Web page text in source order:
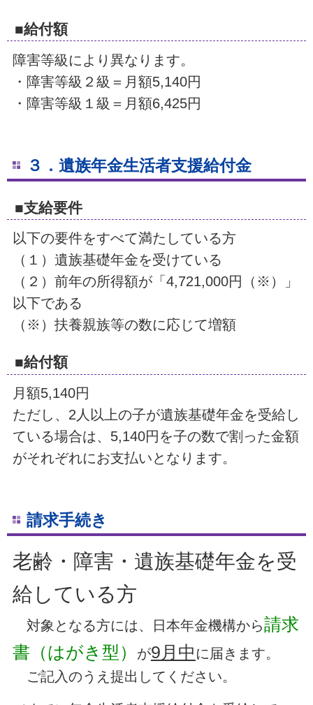
■給付額
障害等級により異なります。
・障害等級２級＝月額5,140円
・障害等級１級＝月額6,425円
３．遺族年金生活者支援給付金
■支給要件
以下の要件をすべて満たしている方
（１）遺族基礎年金を受けている
（２）前年の所得額が「4,721,000円（※）」
以下である
（※）扶養親族等の数に応じて増額
■給付額
月額5,140円
ただし、2人以上の子が遺族基礎年金を受給し
ている場合は、5,140円を子の数で割った金額
がそれぞれにお支払いとなります。
請求手続き
老齢・障害・遺族基礎年金を受
給している方
対象となる方には、日本年金機構から請求
書（はがき型）
が9月中 に届きます。
ご記入のうえ提出してください。